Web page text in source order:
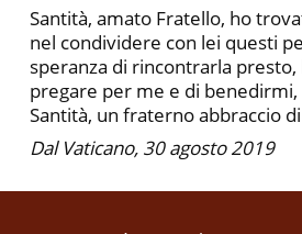
Santità, amato Fratello, ho
nel condividere con lei questi
speranza di rincontrarla presto,
pregare per me e di benedirmi,
Santità, un fraterno abbraccio
Dal Vaticano, 30 agosto 2019